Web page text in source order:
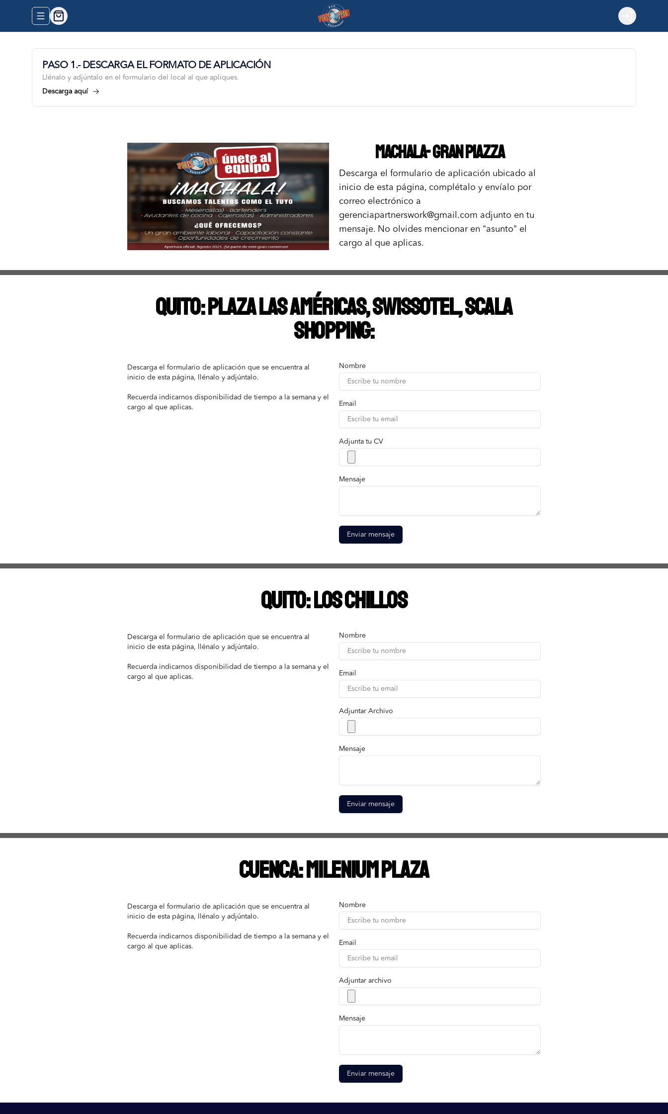
Abrir menu de navegación Login
PASO 1.- DESCARGA EL FORMATO DE APLICACIÓN
Llénalo y adjúntalo en el formulario del local al que apliques.
Descarga aquí
MACHALA- Gran Piazza
Descarga el formulario de aplicación ubicado al
inicio de esta página, complétalo y envíalo por
correo electrónico a
gerenciapartnerswork@gmail.com adjunto en tu
mensaje. No olvides mencionar en "asunto" el
cargo al que aplicas.
QUITO: Plaza las Américas, Swissotel, Scala
Shopping:
Descarga el formulario de aplicación que se encuentra al
inicio de esta página, llénalo y adjúntalo.
Recuerda indicarnos disponibilidad de tiempo a la semana y el
cargo al que aplicas.
Nombre
Email
Adjunta tu CV
Mensaje
Enviar mensaje
QUITO: Los Chillos
Descarga el formulario de aplicación que se encuentra al
inicio de esta página, llénalo y adjúntalo.
Recuerda indicarnos disponibilidad de tiempo a la semana y el
cargo al que aplicas.
Nombre
Email
Adjuntar Archivo
Mensaje
Enviar mensaje
CUENCA: Milenium Plaza
Descarga el formulario de aplicación que se encuentra al
inicio de esta página, llénalo y adjúntalo.
Recuerda indicarnos disponibilidad de tiempo a la semana y el
cargo al que aplicas.
Nombre
Email
Adjuntar archivo
Mensaje
Enviar mensaje